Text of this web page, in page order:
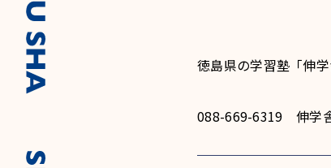
徳島県の学習塾「伸
088-669-6319 伸学